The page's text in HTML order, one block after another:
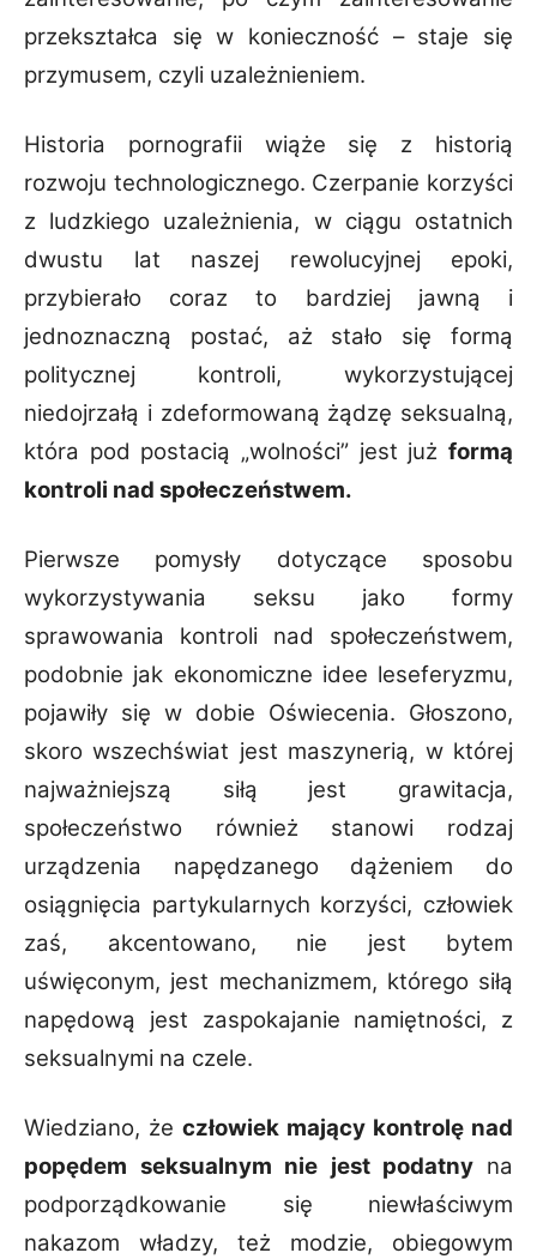
przekształca się w konieczność – staje się
przymusem, czyli uzależnieniem.
Historia pornografii wiąże się z historią
rozwoju technologicznego. Czerpanie korzyści
z ludzkiego uzależnienia, w ciągu ostatnich
dwustu lat naszej rewolucyjnej epoki,
przybierało coraz to bardziej jawną i
jednoznaczną postać, aż stało się formą
politycznej kontroli, wykorzystującej
niedojrzałą i zdeformowaną żądzę seksualną,
która pod postacią „wolności” jest już formą
kontroli nad społeczeństwem.
Pierwsze pomysły dotyczące sposobu
wykorzystywania seksu jako formy
sprawowania kontroli nad społeczeństwem,
podobnie jak ekonomiczne idee leseferyzmu,
pojawiły się w dobie Oświecenia. Głoszono,
skoro wszechświat jest maszynerią, w której
najważniejszą siłą jest grawitacja,
społeczeństwo również stanowi rodzaj
urządzenia napędzanego dążeniem do
osiągnięcia partykularnych korzyści, człowiek
zaś, akcentowano, nie jest bytem
uświęconym, jest mechanizmem, którego siłą
napędową jest zaspokajanie namiętności, z
seksualnymi na czele.
Wiedziano, że człowiek mający kontrolę nad
popędem seksualnym nie jest podatny na
podporządkowanie się niewłaściwym
nakazom władzy, też modzie, obiegowym